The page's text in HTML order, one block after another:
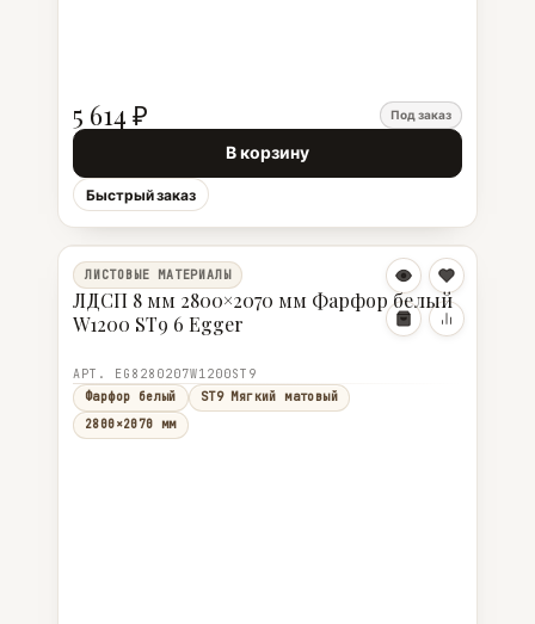
5 614 ₽ Под заказ
В корзину
Быстрый заказ
ЛИСТОВЫЕ МАТЕРИАЛЫ
ЛДСП 8 мм 2800×2070 мм Фарфор белый
W1200 ST9 6 Egger
АРТ. EG8280207W1200ST9
Фарфор белый
ST9 Мягкий матовый
2800×2070 мм